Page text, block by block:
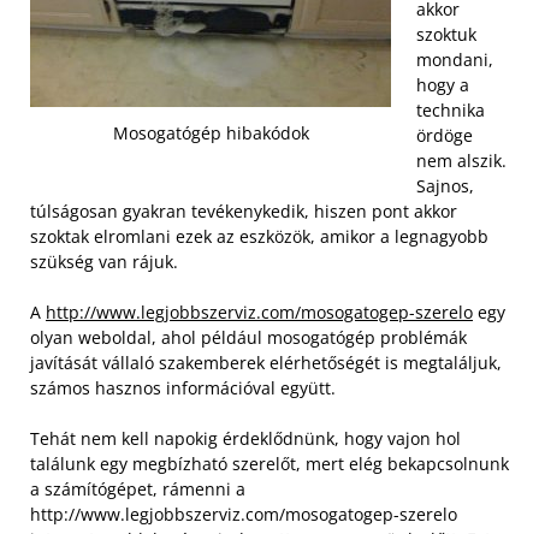
Mosogatógép hibakódok
akkor
szoktuk
mondani,
hogy a
technika
ördöge
nem alszik.
Sajnos,
túlságosan gyakran tevékenykedik, hiszen pont akkor
szoktak elromlani ezek az eszközök, amikor a legnagyobb
szükség van rájuk.
A http://www.legjobbszerviz.com/mosogatogep-szerelo egy
olyan weboldal, ahol például mosogatógép problémák
javítását vállaló szakemberek elérhetőségét is megtaláljuk,
számos hasznos információval együtt.
Tehát nem kell napokig érdeklődnünk, hogy vajon hol
találunk egy megbízható szerelőt, mert elég bekapcsolnunk
a számítógépet, rámenni a
http://www.legjobbszerviz.com/mosogatogep-szerelo